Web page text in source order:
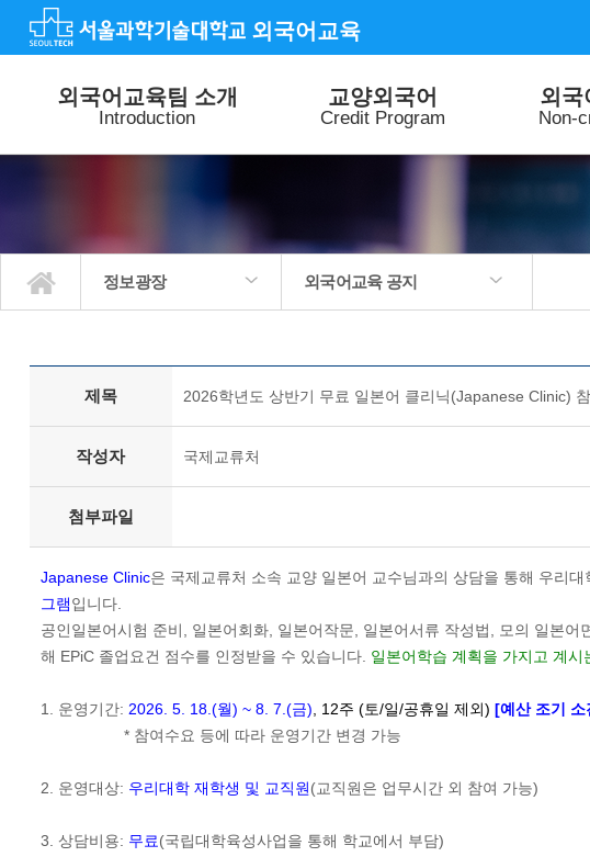
외국어교육
외국어교육팀 소개
Introduction
교양외국어
Credit Program
외국
Non-
정보광장
외국어교육팀 소개
교양외국어
외국어 특별강좌
외국어 능력평가
특별활동
정보광장
외국어교육 공지
교양외국어수업 공지
외국어특별강좌 공지
외국어능력평가 공지
외국어교육 공지
질문과답변
사진갤러리
제목 2026학년도 상반기 무료 일본어 클리닉(Japanese Clinic)
작성자 국제교류처
첨부파일
Japanese Clinic은 국제교류처 소속 교양 일본어 교수님과의 상담을 통해 우리
그램입니다.
공인일본어시험 준비, 일본어회화, 일본어작문, 일본어서류 작성법, 모의 일본
해 EPiC 졸업요건 점수를 인정받을 수 있습니다. 일본어학습 계획을 가지고 계
1. 운영기간: 2026. 5. 18.(월) ~ 8. 7.(금) , 12주 (토/일/공휴일 제외) [예산 조기 소
* 참여수요 등에 따라 운영기간 변경 가능
2. 운영대상: 우리대학 재학생 및 교직원(교직원은 업무시간 외 참여 가능)
3. 상담비용: 무료(국립대학육성사업을 통해 학교에서 부담)